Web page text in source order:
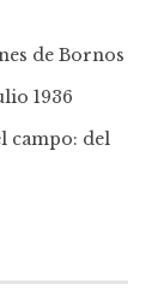
de Bornos
1936
campo: del